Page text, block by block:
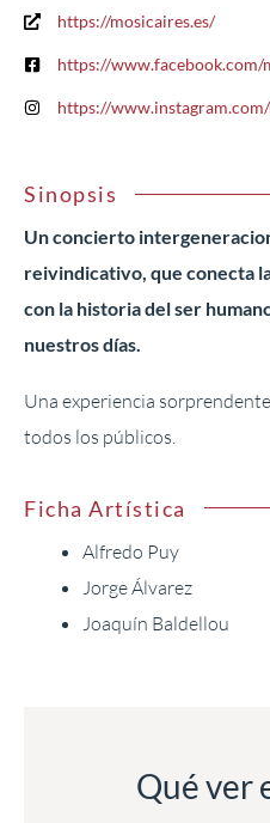
https://mosicaires.es/
https://www.facebook.com/
https://
Sinopsis
Un concierto
reivindicativo, que conecta
con la historia del ser
nuestros días.
Una experiencia
todos los públicos.
Ficha Artística
Alfredo Puy
Jorge Álvarez
Joaquín Baldellou
Qué ver